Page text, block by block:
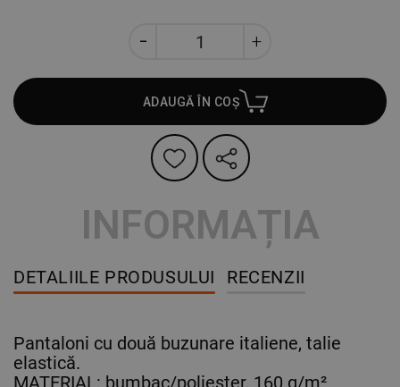
ADAUGĂ ÎN COȘ
INFORMAȚIA
DETALIILE PRODUSULUI RECENZII
Pantaloni cu două buzunare italiene, talie
elastică.